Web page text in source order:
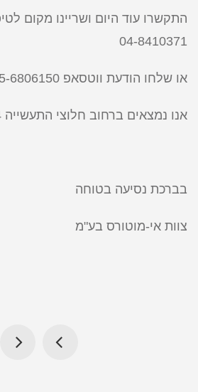
התקשרו עוד היום ושריינו מקום
04-8410371
או שלחו הודעת ווטסאפ 055-6806150
אנו נמצאים ברחוב חלוצי התעשייה 64, מפרץ חיפה
בברכת נסיעה בטוחה
צוות אי-מוטורס בע"מ